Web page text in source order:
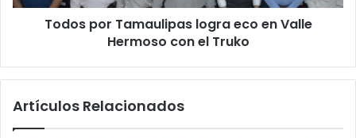
Todos por Tamaulipas logra eco en Valle
Hermoso con el Truko
Artículos Relacionados